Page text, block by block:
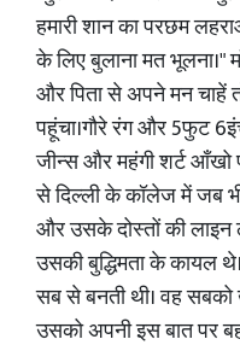
हमारी शान का परछम
के लिए बुलाना मत
और पिता से अपने मन चाहें
पहूंचा।गौरे रंग और 5फुट
जीन्स और महंगी शर्ट
से दिल्ली के कॉलेज में जब
और उसके दोस्तों की
उसकी बुद्धिमता के कायल
सब से बनती थी। वह
उसको अपनी इस बात पर